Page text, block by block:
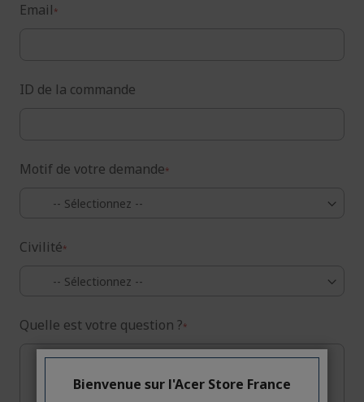
Email
ID de la commande
Motif de votre demande
Civilité
Quelle est votre question ?
Bienvenue sur l'Acer Store France